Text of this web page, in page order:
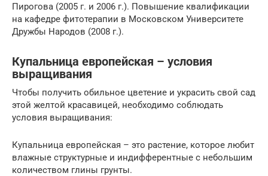
Пирогова (2005 г. и 2006 г.). Повышение квалификации
на кафедре фитотерапии в Московском Университете
Дружбы Народов (2008 г.).
Купальница европейская – условия
выращивания
Чтобы получить обильное цветение и украсить свой сад
этой желтой красавицей, необходимо соблюдать
условия выращивания:
Купальница европейская – это растение, которое любит
влажные структурные и индифферентные с небольшим
количеством глины грунты.